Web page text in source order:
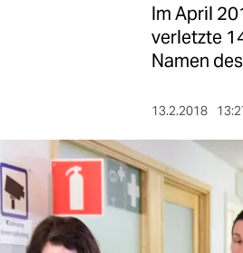
nord
wahrheit
verlag
Im April
verletzte
Namen
13.2.2018